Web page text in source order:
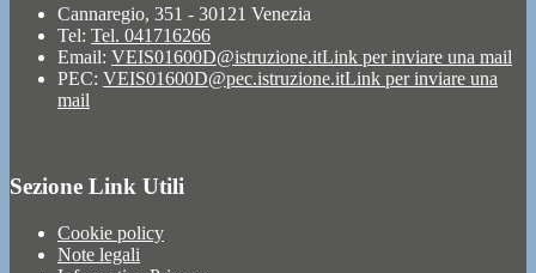
Cannaregio, 351 - 30121 Venezia
Tel: Tel. 041716266
Email: VEIS01600D@istruzione.itLink per inviare una mail
PEC: VEIS01600D@pec.istruzione.itLink per inviare una
mail
Sezione Link Utili
Cookie policy
Note legali